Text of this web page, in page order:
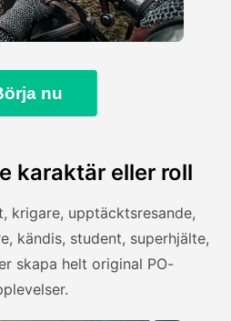
nu
karaktär eller roll
krigare, upptäcktsresande,
kändis, student, superhjälte,
skapa helt original PO-